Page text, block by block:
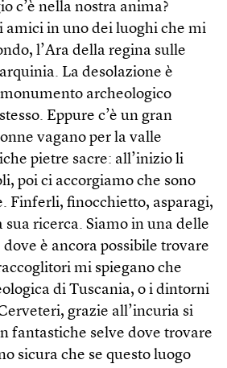
c’è nella nostra anima?
amici in uno dei luoghi che mi
l’Ara della regina sulle
La desolazione è
archeologico
Eppure c’è un gran
vagano per la valle
pietre sacre: all’inizio li
poi ci accorgiamo che sono
Finferli, finocchietto, asparagi,
sua ricerca. Siamo in una delle
è ancora possibile trovare
mi spiegano che
di Tuscania, o i dintorni
grazie all’incuria si
fantastiche selve dove trovare
sicura che se questo luogo